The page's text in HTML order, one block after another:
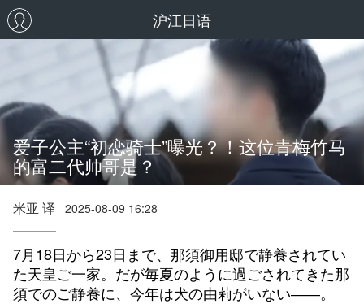
沪江日语
爱子公主“初恋骑士”曝光？！这位青梅竹马
的富二代帅哥是？
米亚 译 2025-08-09 16:28
7月18日から23日まで、那須御用邸で静養されてい
た天皇ご一家。だが毎夏のように過ごされてきた那
須でのご静養に、今年は犬の由莉がいない――。